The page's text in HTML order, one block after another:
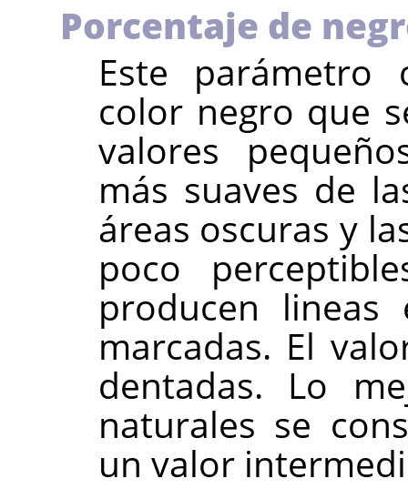
Porcentaje de
Este
color negro que
valores
más suaves de
áreas oscuras y
poco
producen lineas
marcadas. El
dentadas. Lo
naturales se
un valor